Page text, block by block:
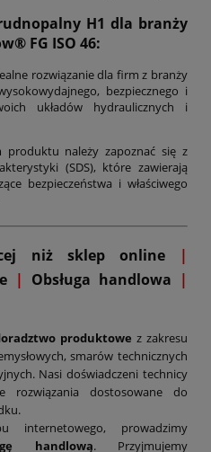
H1 dla branży
FG ISO 46:
rozwiązanie dla firm z branży
bezpiecznego i
układów hydraulicznych i
produktu należy zapoznać się z
(SDS), które zawierają
bezpieczeństwa i właściwego
niż sklep online
|
| Obsługa handlowa |
produktowe z zakresu
smarów technicznych
Nasi doświadczeni technicy
rozwiązania dostosowane do
internetowego, prowadzimy
handlową. Przyjmujemy